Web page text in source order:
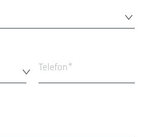
Telefon